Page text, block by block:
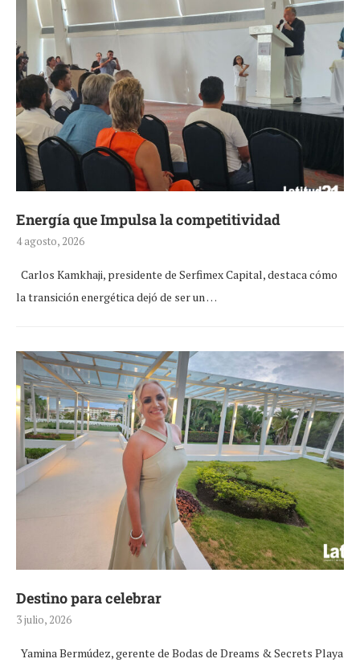
Energía que Impulsa la competitividad
4 agosto, 2026
Carlos Kamkhaji, presidente de Serfimex Capital, destaca cómo
la transición energética dejó de ser un …
Destino para celebrar
3 julio, 2026
Yamina Bermúdez, gerente de Bodas de Dreams & Secrets Playa